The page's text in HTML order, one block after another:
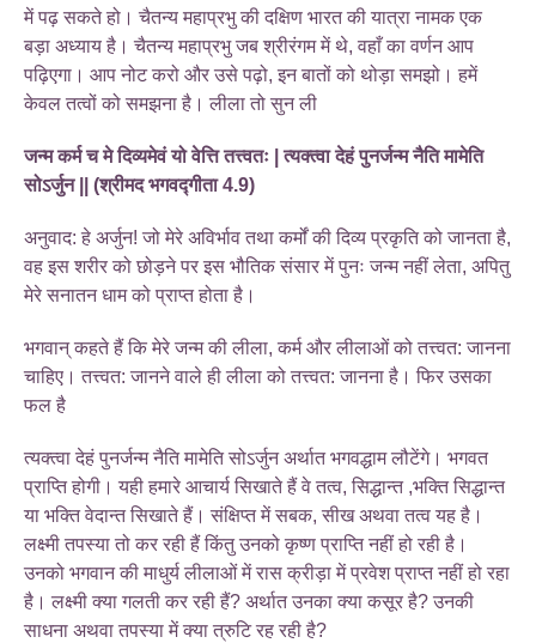
में पढ़ सकते हो। चैतन्य महाप्रभु की दक्षिण भारत की यात्रा नामक एक
बड़ा अध्याय है। चैतन्य महाप्रभु जब श्रीरंगम में थे, वहाँ का वर्णन आप
पढ़िएगा। आप नोट करो और उसे पढ़ो, इन बातों को थोड़ा समझो। हमें
केवल तत्वों को समझना है। लीला तो सुन ली
जन्म कर्म च मे दिव्यमेवं यो वेत्ति तत्त्वतः | त्यक्त्वा देहं पुनर्जन्म नैति मामेति
सोऽर्जुन || (श्रीमद भगवद्गीता 4.9)
अनुवाद: हे अर्जुन! जो मेरे अविर्भाव तथा कर्मों की दिव्य प्रकृति को जानता है,
वह इस शरीर को छोड़ने पर इस भौतिक संसार में पुनः जन्म नहीं लेता, अपितु
मेरे सनातन धाम को प्राप्त होता है।
भगवान् कहते हैं कि मेरे जन्म की लीला, कर्म और लीलाओं को तत्त्वत: जानना
चाहिए। तत्त्वत: जानने वाले ही लीला को तत्त्वत: जानना है। फिर उसका
फल है
त्यक्त्वा देहं पुनर्जन्म नैति मामेति सोऽर्जुन अर्थात भगवद्धाम लौटेंगे। भगवत
प्राप्ति होगी। यही हमारे आचार्य सिखाते हैं वे तत्व, सिद्धान्त ,भक्ति सिद्धान्त
या भक्ति वेदान्त सिखाते हैं। संक्षिप्त में सबक, सीख अथवा तत्व यह है।
लक्ष्मी तपस्या तो कर रही हैं किंतु उनको कृष्ण प्राप्ति नहीं हो रही है।
उनको भगवान की माधुर्य लीलाओं में रास क्रीड़ा में प्रवेश प्राप्त नहीं हो रहा
है। लक्ष्मी क्या गलती कर रही हैं? अर्थात उनका क्या कसूर है? उनकी
साधना अथवा तपस्या में क्या त्रुटि रह रही है?